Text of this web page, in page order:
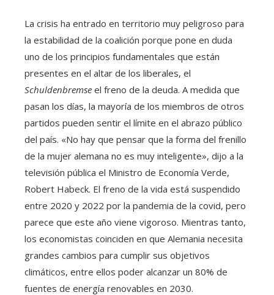
La crisis ha entrado en territorio muy peligroso para
la estabilidad de la coalición porque pone en duda
uno de los principios fundamentales que están
presentes en el altar de los liberales, el
Schuldenbremse el freno de la deuda. A medida que
pasan los días, la mayoría de los miembros de otros
partidos pueden sentir el límite en el abrazo público
del país. «No hay que pensar que la forma del frenillo
de la mujer alemana no es muy inteligente», dijo a la
televisión pública el Ministro de Economía Verde,
Robert Habeck. El freno de la vida está suspendido
entre 2020 y 2022 por la pandemia de la covid, pero
parece que este año viene vigoroso. Mientras tanto,
los economistas coinciden en que Alemania necesita
grandes cambios para cumplir sus objetivos
climáticos, entre ellos poder alcanzar un 80% de
fuentes de energía renovables en 2030.